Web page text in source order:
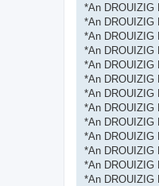
*An DROUIZIG
*An DROUIZIG
*An DROUIZIG
*An DROUIZIG
*An DROUIZIG
*An DROUIZIG
*An DROUIZIG
*An DROUIZIG
*An DROUIZIG
*An DROUIZIG
*An DROUIZIG
*An DROUIZIG
*An DROUIZIG